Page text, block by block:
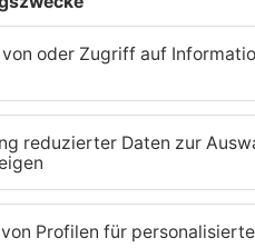
und über eine Stunde
A3 Richtung Frankfurt.
Kreuz und
mehrere
zeitweise bis zur
überlastet.
Behinderungen.